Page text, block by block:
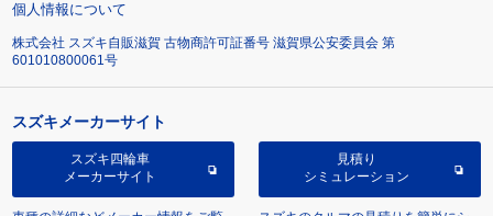
個人情報について
株式会社 スズキ自販滋賀 古物商許可証番号 滋賀県公安委員会 第
601010800061号
スズキメーカーサイト
スズキ四輪車
メーカーサイト
見積り
シミュレーション